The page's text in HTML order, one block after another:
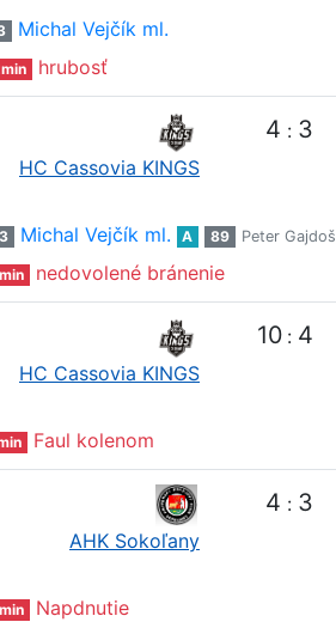
Michal Vejčík ml.
hrubosť
HC Cassovia KINGS
4 : 3
Michal Vejčík ml. A 89 Peter Gajdoš
nedovolené bránenie
HC Cassovia KINGS
10 : 4
Faul kolenom
AHK Sokoľany
4 : 3
Napdnutie